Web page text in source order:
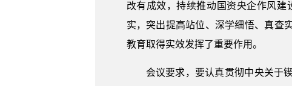
改有成效，持续推动国资央企作风
实，突出提高站位、深学细悟、真查
教育取得实效发挥了重要作用。
会议要求，要认真贯彻中央关于